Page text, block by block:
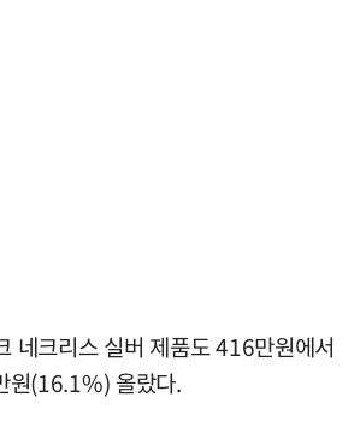
네크리스 실버 제품도 416만원에서
원(16.1%) 올랐다.